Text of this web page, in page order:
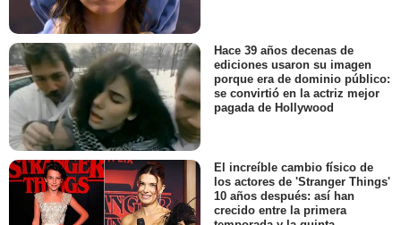
Hace 39 años decenas de
ediciones usaron su imagen
porque era de dominio público:
se convirtió en la actriz mejor
pagada de Hollywood
El increíble cambio físico de
los actores de 'Stranger Things'
10 años después: así han
crecido entre la primera